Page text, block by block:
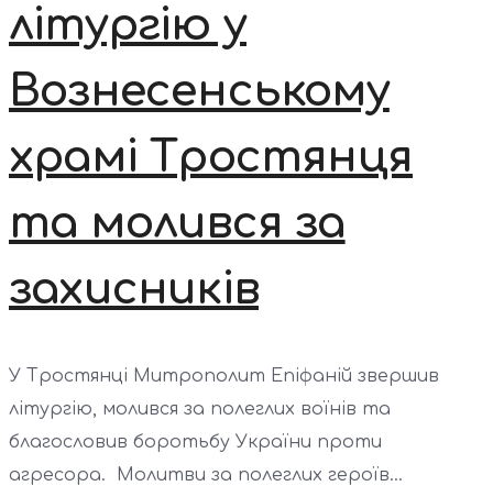
літургію у
Вознесенському
храмі Тростянця
та молився за
захисників
У Тростянці Митрополит Епіфаній звершив
літургію, молився за полеглих воїнів та
благословив боротьбу України проти
агресора. Молитви за полеглих героїв...